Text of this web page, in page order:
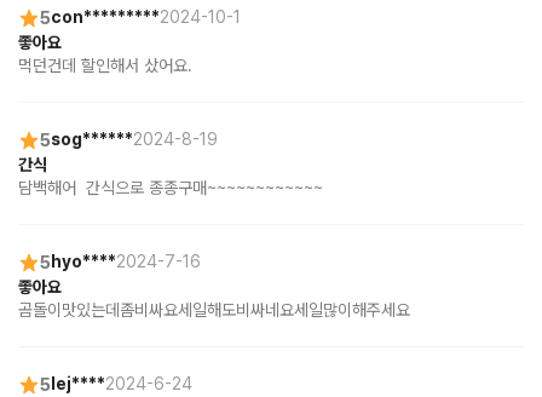
5con*********2024-10-1
좋아요
먹던건데 할인해서 샀어요.
5sog******2024-8-19
간식
담백해어  간식으로 종종구매~~~~~~~~~~~~
5 hyo****2024-7-16
좋아요
곰돌이맛있는데좀비싸요세일해도비싸네요세일많이해주세요
5 lej****2024-6-24